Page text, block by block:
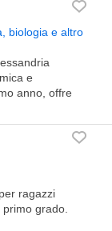
biologia e altro
e
anno, offre
ragazzi
grado.